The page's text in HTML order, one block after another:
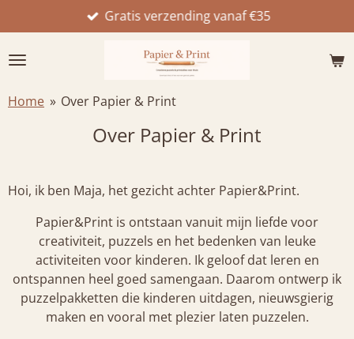
direct
naar
Gratis verzending vanaf €35
Home » Over Papier & Print
Over Papier & Print
Hoi, ik ben Maja, het gezicht achter Papier&Print.
Papier&Print is ontstaan vanuit mijn liefde voor
creativiteit, puzzels en het bedenken van leuke
activiteiten voor kinderen. Ik geloof dat leren en
ontspannen heel goed samengaan. Daarom ontwerp ik
puzzelpakketten die kinderen uitdagen, nieuwsgierig
maken en vooral met plezier laten puzzelen.